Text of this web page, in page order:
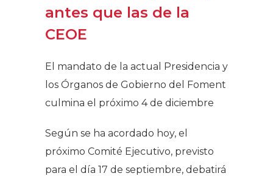
antes que las de la
CEOE
El mandato de la actual Presidencia y
los Órganos de Gobierno del Foment
culmina el próximo 4 de diciembre
Según se ha acordado hoy, el
próximo Comité Ejecutivo, previsto
para el día 17 de septiembre, debatirá